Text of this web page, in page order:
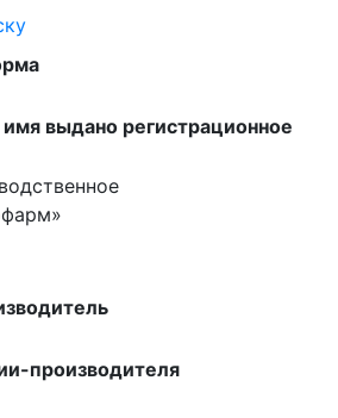
выдано регистрационное
производителя